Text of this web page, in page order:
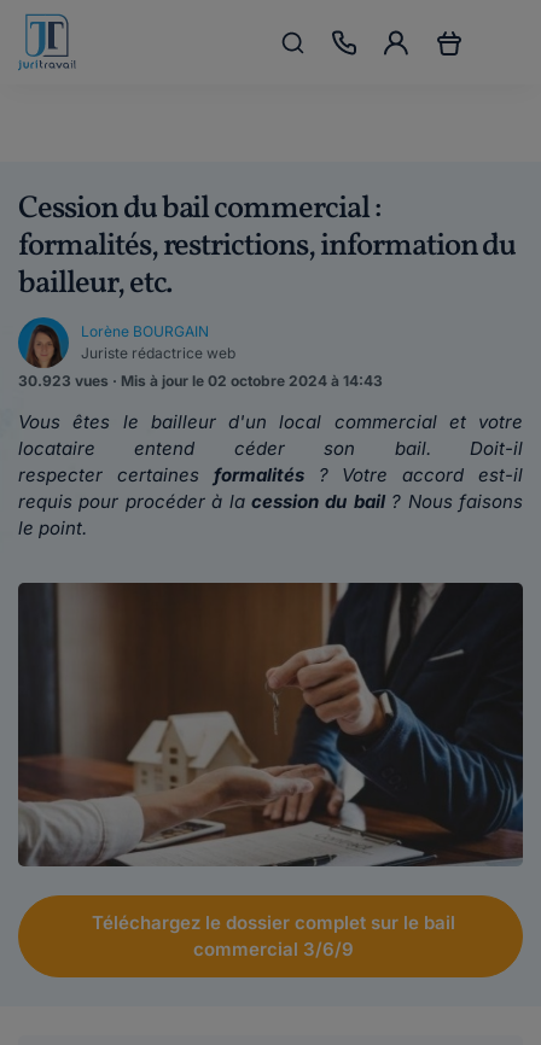
Cession du bail commercial :
formalités, restrictions, information du
bailleur, etc.
Lorène BOURGAIN
Juriste rédactrice web
30.923 vues · Mis à jour le 02 octobre 2024 à 14:43
Vous êtes le bailleur d'un local commercial et votre
locataire entend céder son bail. Doit-il
respecter certaines formalités? Votre accord est-il
requis pour procéder à la cession du bail? Nous faisons
le point.
Téléchargez le dossier complet sur le bail
commercial 3/6/9